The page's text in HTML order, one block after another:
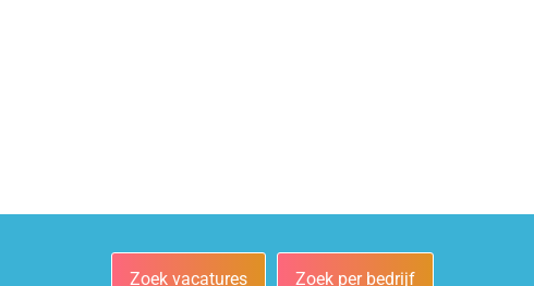
Zoek vacatures Zoek per bedrijf